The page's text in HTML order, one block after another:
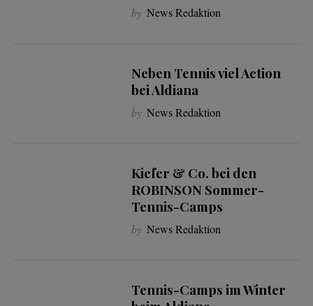
by News Redaktion
Neben Tennis viel Action
bei Aldiana
by News Redaktion
Kiefer & Co. bei den
ROBINSON Sommer-
Tennis-Camps
by News Redaktion
Tennis-Camps im Winter